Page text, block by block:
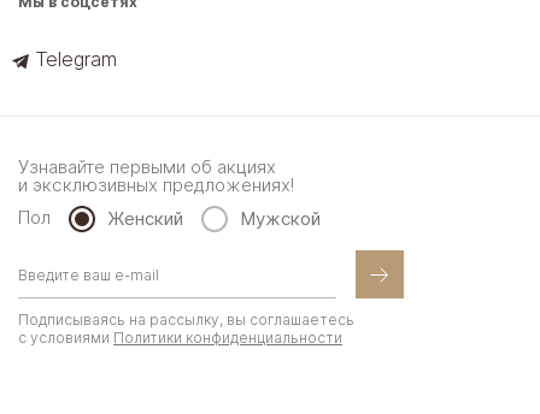
Telegram
Узнавайте первыми об акциях
и эксклюзивных предложениях!
Пол
Женский Мужской
Подписываясь на рассылку, вы соглашаетесь
с условиями Политики конфиденциальности